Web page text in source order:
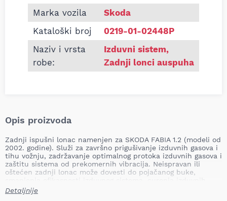
Marka vozila
Skoda
Kataloški broj
0219-01-02448P
Naziv i vrsta
robe:
Izduvni sistem,
Zadnji lonci auspuha
Opis proizvoda
Zadnji ispušni lonac namenjen za SKODA FABIA 1.2 (modeli od
2002. godine). Služi za završno prigušivanje izduvnih gasova i
tihu vožnju, zadržavanje optimalnog protoka izduvnih gasova i
zaštitu sistema od prekomernih vibracija. Neispravan ili
oštećen zadnji lonac može dovesti do pojačanog buke,
smanjenja efikasnosti izduvnog sistema, curenja izduvnih
gasova i potencijalnog oštećenja susednih delova ispušnog
sistema.
Detaljnije